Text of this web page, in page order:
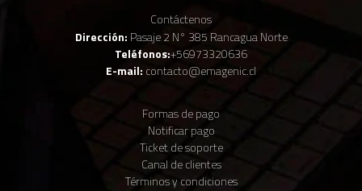
Contáctenos
Dirección: Pasaje 2 N° 385 Rancagua Norte
Teléfonos:+56973320636
E-mail: contacto@emagenic.cl
Formas de pago
Notificar pago
Ticket de soporte
Canal de clientes
Términos y condiciones